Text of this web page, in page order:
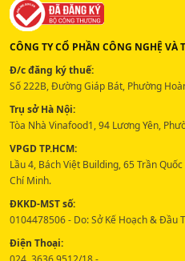
CÔNG TY CỔ PHẦN CÔNG NGHỆ
Đ/c đăng ký thuế:
Số 222B, Đường Giáp Bát, Phường
Trụ sở Hà Nội:
Tòa Nhà Vinafood1, 94 Lương Yên,
VPGD TP.HCM:
Lầu 4, Bách Việt Building, 65 Trần
Chí Minh.
ĐKKD-MST số:
0104478506 - Do: Sở Kế Hoạch & Đầu
Điện Thoại: